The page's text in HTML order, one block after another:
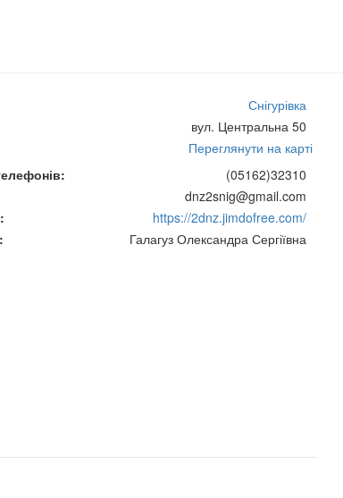
Снігурівка
вул. Центральна 50
Переглянути на карті
(05162)32310
dnz2snig@gmail.com
https://2dnz.jimdofree.com/
Галагуз Олександра Сергіївна